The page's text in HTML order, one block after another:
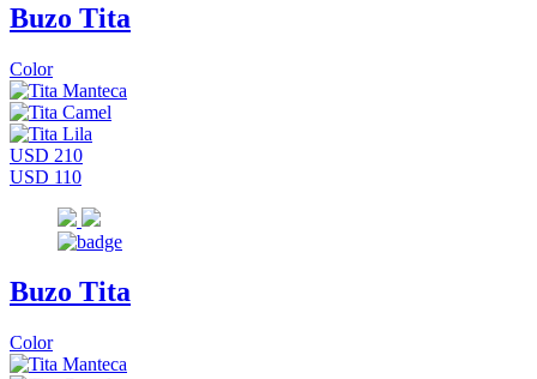
Buzo Tita
Color
USD 210
USD 110
Buzo Tita
Color